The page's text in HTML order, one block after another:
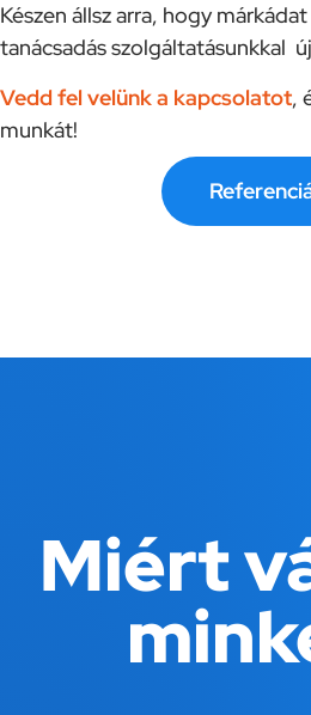
Készen állsz arra, hogy
tanácsadás szolgáltatásunkkal
Vedd fel velünk a kapcsolatot,
munkát!
Miért